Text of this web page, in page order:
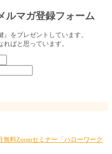
ルマガ登録フォーム
をプレゼントしています。
ばと思っています。
無料Zoomセミナー「ハローワーク